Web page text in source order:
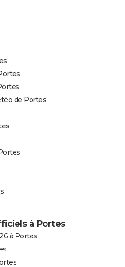
de Portes
à Portes
à Portes